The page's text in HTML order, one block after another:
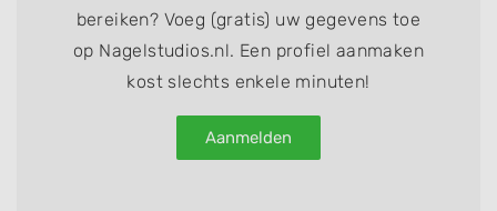
bereiken? Voeg (gratis) uw gegevens toe
op Nagelstudios.nl. Een profiel aanmaken
kost slechts enkele minuten!
Aanmelden